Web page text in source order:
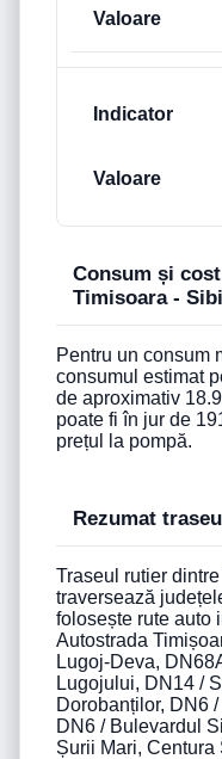
Consum și
Timisoara -
Pentru un consum
consumul estimat
de aproximativ
poate fi în jur de
prețul la pompă.
Rezumat
Traseul rutier
traversează
folosește rute auto
Autostrada
Lugoj-Deva,
Lugojului, DN14 /
Dorobanților, DN6
DN6 / Bulevardul
Șurii Mari, Centura